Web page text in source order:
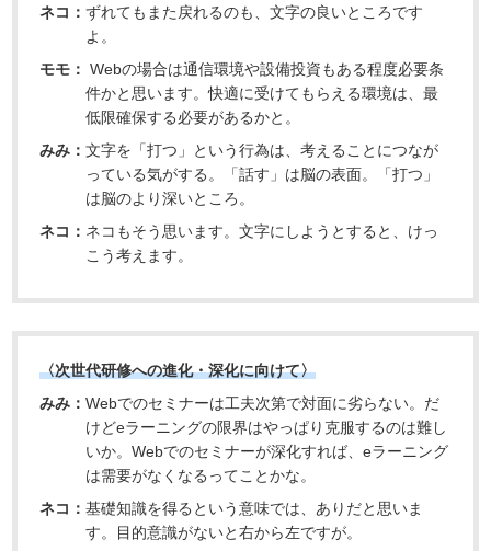
ネコ：ずれてもまた戻れるのも、文字の良いところです
よ。
モモ： Webの場合は通信環境や設備投資もある程度必要条
件かと思います。快適に受けてもらえる環境は、最
低限確保する必要があるかと。
みみ：文字を「打つ」という行為は、考えることにつなが
っている気がする。「話す」は脳の表面。「打つ」
は脳のより深いところ。
ネコ： ネコもそう思います。文字にしようとすると、けっ
こう考えます。
〈次世代研修への進化・深化に向けて〉
みみ：Webでのセミナーは工夫次第で対面に劣らない。だ
けどeラーニングの限界はやっぱり克服するのは難し
いか。Webでのセミナーが深化すれば、eラーニング
は需要がなくなるってことかな。
ネコ：基礎知識を得るという意味では、ありだと思いま
す。目的意識がないと右から左ですが。